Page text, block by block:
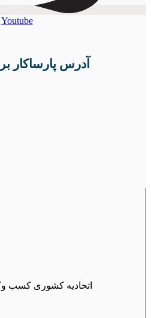
Youtube
آدرس پارساکار
اتحادیه کشوری کسب